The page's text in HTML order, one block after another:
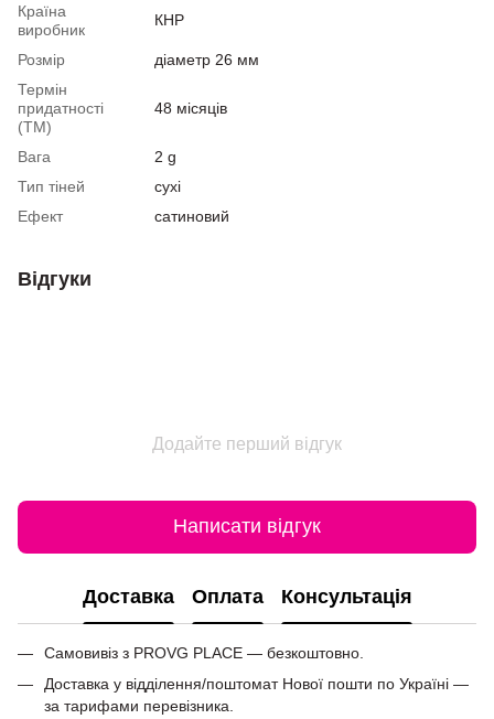
Країна
виробник
КНР
Розмір
діаметр 26 мм
Термін
придатності
(ТМ)
48 місяців
Вага
2 g
Тип тіней
сухі
Ефект
сатиновий
Відгуки
Додайте перший відгук
Написати відгук
Доставка Оплата Консультація
Самовивіз з PROVG PLACE — безкоштовно.
Доставка у відділення/поштомат Нової пошти по Україні —
за тарифами перевізника.